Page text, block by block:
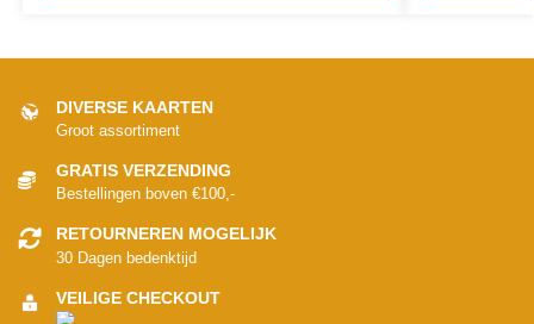
DIVERSE KAARTEN
Groot assortiment
GRATIS VERZENDING
Bestellingen boven €100,-
RETOURNEREN MOGELIJK
30 Dagen bedenktijd
VEILIGE CHECKOUT